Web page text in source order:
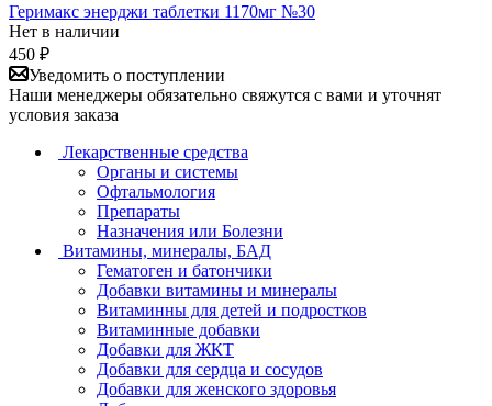
Геримакс энерджи таблетки 1170мг №30
Нет в наличии
450 ₽
Уведомить о поступлении
Наши менеджеры обязательно свяжутся с вами и уточнят
условия заказа
Лекарственные средства
Органы и системы
Офтальмология
Препараты
Назначения или Болезни
Витамины, минералы, БАД
Гематоген и батончики
Добавки витамины и минералы
Витаминны для детей и подростков
Витаминные добавки
Добавки для ЖКТ
Добавки для сердца и сосудов
Добавки для женского здоровья